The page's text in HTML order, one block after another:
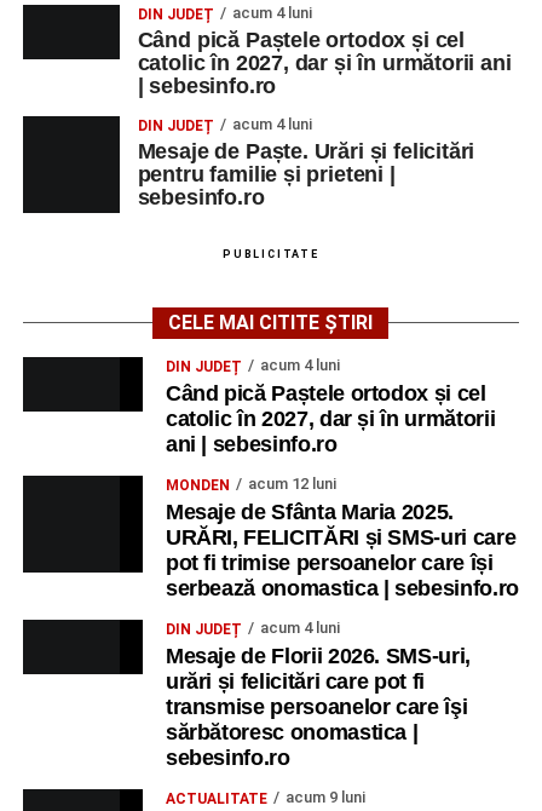
DIN JUDEȚ acum 4 luni
Când pică Paștele ortodox și cel
catolic în 2027, dar și în următorii ani
| sebesinfo.ro
DIN JUDEȚ acum 4 luni
Mesaje de Paște. Urări și felicitări
pentru familie și prieteni |
sebesinfo.ro
PUBLICITATE
CELE MAI CITITE ȘTIRI
DIN JUDEȚ acum 4 luni
Când pică Paștele ortodox și cel
catolic în 2027, dar și în următorii
ani | sebesinfo.ro
MONDEN acum 12 luni
Mesaje de Sfânta Maria 2025.
URĂRI, FELICITĂRI și SMS-uri care
pot fi trimise persoanelor care își
serbează onomastica | sebesinfo.ro
DIN JUDEȚ acum 4 luni
Mesaje de Florii 2026. SMS-uri,
urări și felicitări care pot fi
transmise persoanelor care îşi
sărbătoresc onomastica |
sebesinfo.ro
ACTUALITATE acum 9 luni